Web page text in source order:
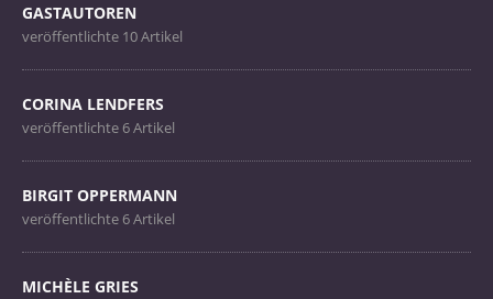
GASTAUTOREN
veröffentlichte 10 Artikel
CORINA LENDFERS
veröffentlichte 6 Artikel
BIRGIT OPPERMANN
veröffentlichte 6 Artikel
MICHÈLE GRIES